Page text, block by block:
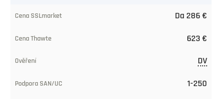
(anni)
Acquistare
Da 286 €
623 €
DV
1-250